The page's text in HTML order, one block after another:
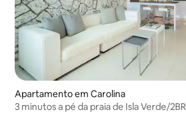
Apartamento em Carolina
3 minutos a pé da praia de Isla Verde/2BR